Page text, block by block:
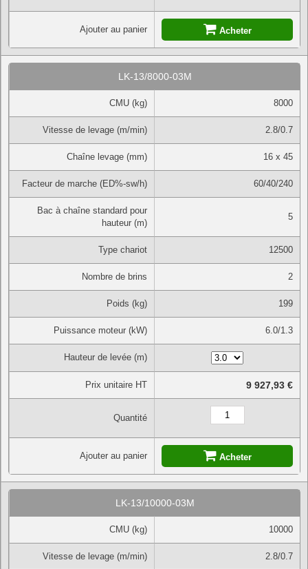
Ajouter au panier Acheter
LK-13/8000-03M
CMU (kg) 8000
Vitesse de levage (m/min) 2.8/0.7
Chaîne levage (mm) 16 x 45
Facteur de marche (ED%-sw/h) 60/40/240
Bac à chaîne standard pour
hauteur (m)
5
Type chariot 12500
Nombre de brins 2
Poids (kg) 199
Puissance moteur (kW) 6.0/1.3
Hauteur de levée (m)
Prix unitaire HT 9 927,93 €
Quantité
Ajouter au panier Acheter
LK-13/10000-03M
CMU (kg) 10000
Vitesse de levage (m/min) 2.8/0.7